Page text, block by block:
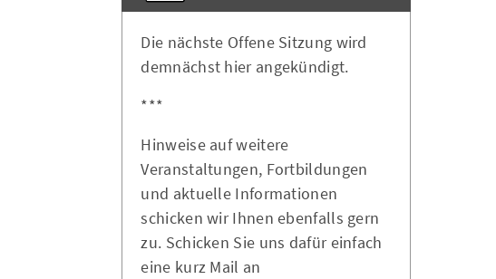
Die nächste Offene Sitzung wird
demnächst hier angekündigt.
***
Hinweise auf weitere
Veranstaltungen, Fortbildungen
und aktuelle Informationen
schicken wir Ihnen ebenfalls gern
zu. Schicken Sie uns dafür einfach
eine kurz Mail an